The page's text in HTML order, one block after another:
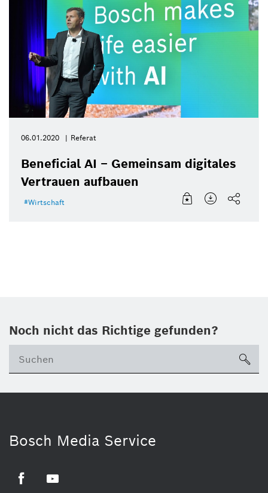
06.01.2020 Referat
Beneficial AI – Gemeinsam digitales
Vertrauen aufbauen
Wirtschaft
Noch nicht das Richtige gefunden?
Bosch Media Service